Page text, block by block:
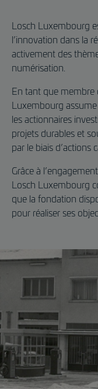
Losch Luxembourg
l’innovation dans la
activement des
numérisation.
En tant que membre
Luxembourg
les actionnaires
projets durables et
par le biais d’actions
Grâce à
Losch Luxembourg
que la fondation
pour réaliser ses